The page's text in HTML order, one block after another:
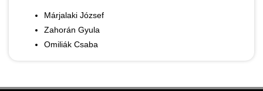
Márjalaki József
Zahorán Gyula
Omiliák Csaba